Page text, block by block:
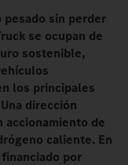
pesado sin perder
se ocupan de
sostenible,
los principales
dirección
accionamiento de
caliente. En
por